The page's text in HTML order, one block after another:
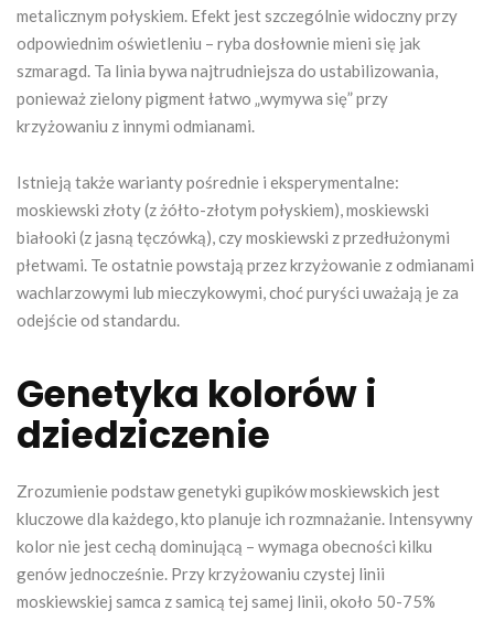
metalicznym połyskiem. Efekt jest szczególnie widoczny przy
odpowiednim oświetleniu – ryba dosłownie mieni się jak
szmaragd. Ta linia bywa najtrudniejsza do ustabilizowania,
ponieważ zielony pigment łatwo „wymywa się” przy
krzyżowaniu z innymi odmianami.
Istnieją także warianty pośrednie i eksperymentalne:
moskiewski złoty (z żółto-złotym połyskiem), moskiewski
białooki (z jasną tęczówką), czy moskiewski z przedłużonymi
płetwami. Te ostatnie powstają przez krzyżowanie z odmianami
wachlarzowymi lub mieczykowymi, choć puryści uważają je za
odejście od standardu.
Genetyka kolorów i
dziedziczenie
Zrozumienie podstaw genetyki gupików moskiewskich jest
kluczowe dla każdego, kto planuje ich rozmnażanie. Intensywny
kolor nie jest cechą dominującą – wymaga obecności kilku
genów jednocześnie. Przy krzyżowaniu czystej linii
moskiewskiej samca z samicą tej samej linii, około 50-75%